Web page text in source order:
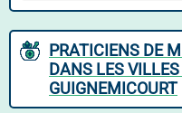
PRATICIENS DE
DANS LES
GUIGNEMICOURT